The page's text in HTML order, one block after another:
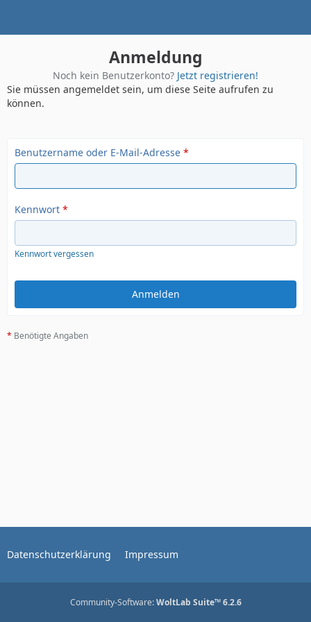
Anmeldung
Noch kein Benutzerkonto? Jetzt registrieren!
Sie müssen angemeldet sein, um diese Seite aufrufen zu
können.
Benutzername oder E-Mail-Adresse *
Kennwort *
Kennwort vergessen
* Benötigte Angaben
Datenschutzerklärung Impressum
Community-Software:WoltLab Suite™ 6.2.6